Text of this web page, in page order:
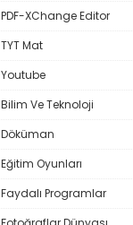
PDF-XChange Editor
TYT Mat
Youtube
Bilim Ve Teknoloji
Döküman
Eğitim Oyunları
Faydalı Programlar